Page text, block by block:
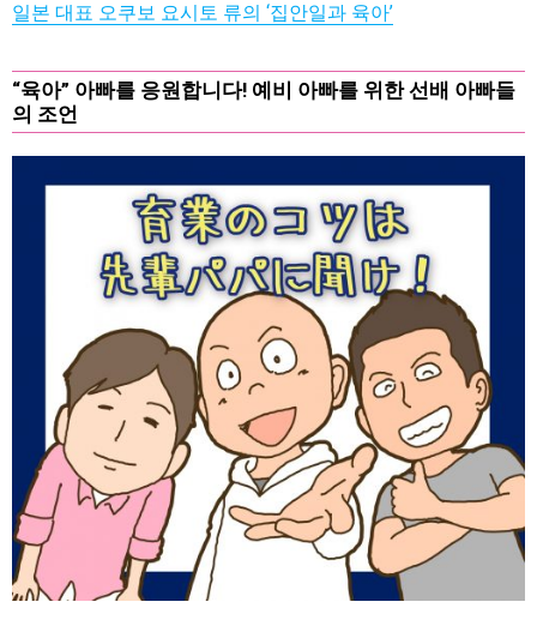
일본 대표 오쿠보 요시토 류의 ‘집안일과 육아’
“육아” 아빠를 응원합니다! 예비 아빠를 위한 선배 아빠들
의 조언